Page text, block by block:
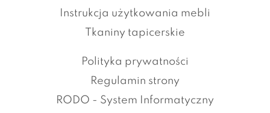
Instrukcja użytkowania mebli
Tkaniny tapicerskie
Polityka prywatności
Regulamin strony
RODO - System Informatyczny